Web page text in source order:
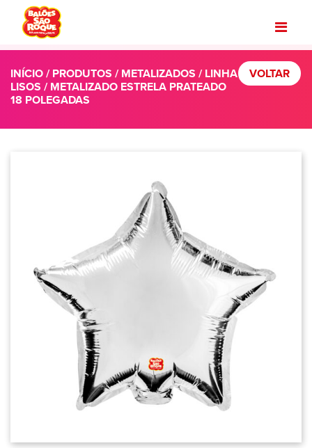
INÍCIO/PRODUTOS / METALIZADOS / LINHA
LISOS / METALIZADO ESTRELA PRATEADO
18 POLEGADAS
VOLTAR